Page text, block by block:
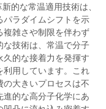
的な常温適用技術は、
ラダイムシフトを示
複雑さや制限を伴わず
技術は、常温で分子
的な接着力を発揮す
利用しています。これ
大きいプロセスは不
的な高分子化学にあ